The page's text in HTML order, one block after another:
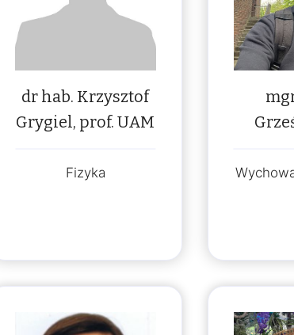
dr hab. Krzysztof
Grygiel, prof. UAM
Fizyka